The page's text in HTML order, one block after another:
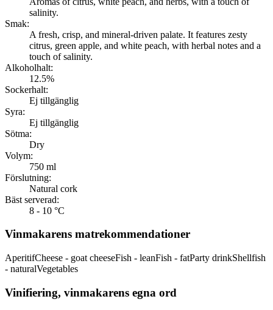
salinity.
Smak:
A fresh, crisp, and mineral-driven palate. It features zesty
citrus, green apple, and white peach, with herbal notes and a
touch of salinity.
Alkoholhalt:
12.5%
Sockerhalt:
Ej tillgänglig
Syra:
Ej tillgänglig
Sötma:
Dry
Volym:
750 ml
Förslutning:
Natural cork
Bäst serverad:
8 - 10 °C
Vinmakarens matrekommendationer
AperitifCheese - goat cheeseFish - leanFish - fatParty drinkShellfish
- naturalVegetables
Vinifiering, vinmakarens egna ord